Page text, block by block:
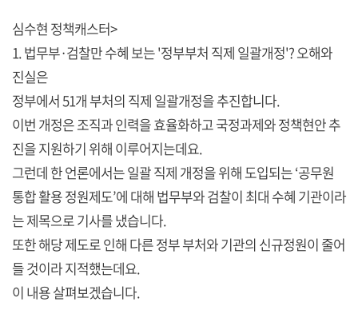
심수현 정책캐스터>
1. 법무부·검찰만 수혜 보는 '정부부처 직제 일괄개정'? 오해와
진실은
정부에서 51개 부처의 직제 일괄개정을 추진합니다.
이번 개정은 조직과 인력을 효율화하고 국정과제와 정책현안 추
진을 지원하기 위해 이루어지는데요.
그런데 한 언론에서는 일괄 직제 개정을 위해 도입되는 ‘공무원
통합 활용 정원제도’에 대해 법무부와 검찰이 최대 수혜 기관이라
는 제목으로 기사를 냈습니다.
또한 해당 제도로 인해 다른 정부 부처와 기관의 신규정원이 줄어
들 것이라 지적했는데요.
이 내용 살펴보겠습니다.